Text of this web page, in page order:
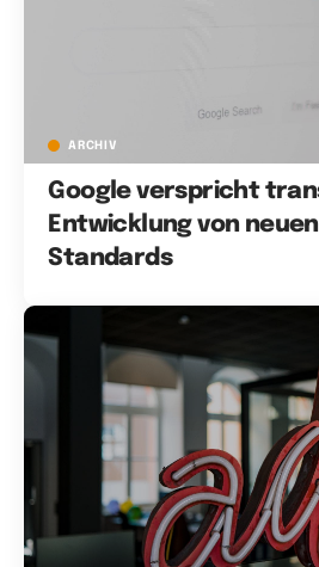
ARCHIV
Google verspricht
Entwicklung von
Standards